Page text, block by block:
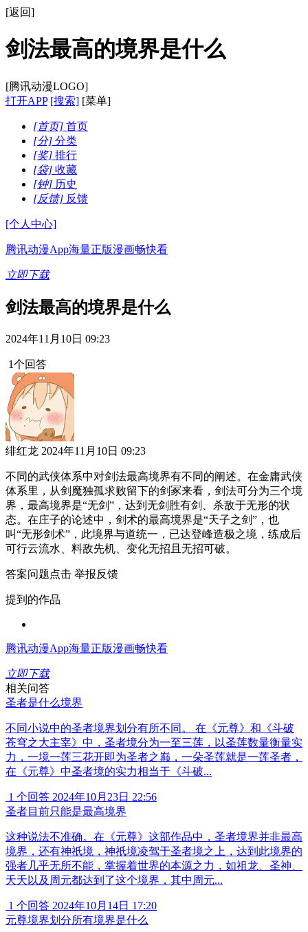
[返回]
剑法最高的境界是什么
[腾讯动漫LOGO]
打开APP [搜索] [菜单]
[首页] 首页
[分] 分类
[奖] 排行
[袋] 收藏
[钟] 历史
[反馈] 反馈
[个人中心]
腾讯动漫App海量正版漫画畅快看
立即下载
剑法最高的境界是什么
2024年11月10日 09:23
1个回答
绯红龙 2024年11月10日 09:23
不同的武侠体系中对剑法最高境界有不同的阐述。在金庸武侠
体系里，从剑魔独孤求败留下的剑冢来看，剑法可分为三个境
界，最高境界是“无剑”，达到无剑胜有剑、杀敌于无形的状
态。在庄子的论述中，剑术的最高境界是“天子之剑”，也
叫“无形剑术”，此境界与道统一，已达登峰造极之境，练成后
可行云流水、料敌先机、变化无招且无招可破。
答案问题点击 举报反馈
提到的作品
腾讯动漫App海量正版漫画畅快看
立即下载
相关问答
圣者是什么境界
不同小说中的圣者境界划分有所不同。 在《元尊》和《斗破
苍穹之大主宰》中，圣者境分为一至三莲，以圣莲数量衡量实
力，一境一莲三花开即为圣者之巅，一朵圣莲就是一莲圣者，
在《元尊》中圣者境的实力相当于《斗破...
1 个回答 2024年10月23日 22:56
圣者目前只能是最高境界
这种说法不准确。在《元尊》这部作品中，圣者境界并非最高
境界，还有神祇境，神祇境凌驾于圣者境之上，达到此境界的
强者几乎无所不能，掌握着世界的本源之力，如祖龙、圣神、
夭夭以及周元都达到了这个境界，其中周元...
1 个回答 2024年10月14日 17:20
元尊境界划分所有境界是什么